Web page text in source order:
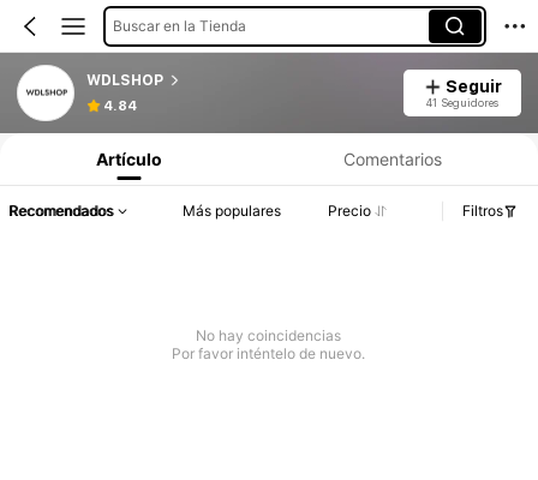
Buscar en la Tienda
WDLSHOP
4.84
Seguir
41 Seguidores
Artículo Comentarios
Recomendados Más populares Precio Filtros
No hay coincidencias
Por favor inténtelo de nuevo.